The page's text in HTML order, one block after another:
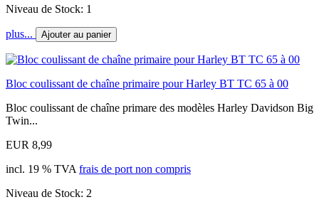
Niveau de Stock: 1
plus... Ajouter au panier
Bloc coulissant de chaîne primaire pour Harley BT TC 65 à 00
Bloc coulissant de chaîne primare des modèles Harley Davidson Big
Twin...
EUR 8,99
incl. 19 % TVA frais de port non compris
Niveau de Stock: 2